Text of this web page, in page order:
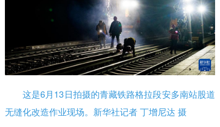
这是6月13日拍摄的青藏铁路格拉段安多南站股道
无缝化改造作业现场。新华社记者 丁增尼达 摄